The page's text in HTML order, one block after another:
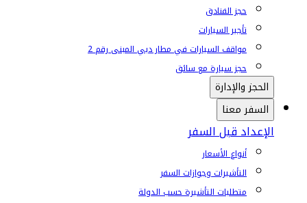
حجز الفنادق
تأجير السيارات
مواقف السيارات في مطار دبي المبنى رقم 2
حجز سيارة مع سائق
الحجز والإدارة
السفر معنا
الإعداد قبل السفر
أنواع الأسعار
التأشيرات وجوازات السفر
متطلبات التأشيرة حسب الدولة